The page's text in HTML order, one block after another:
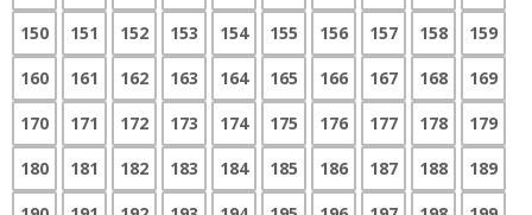
150
151 152 153 154 155 156 157 158
159
160
161 162 163 164 165 166 167 168
169
170
171 172 173 174 175 176 177 178
179
180
181 182 183 184 185 186 187 188
189